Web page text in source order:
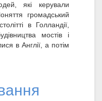
які керували
громадський
в Голландії,
мостів і
в Англії, а потім